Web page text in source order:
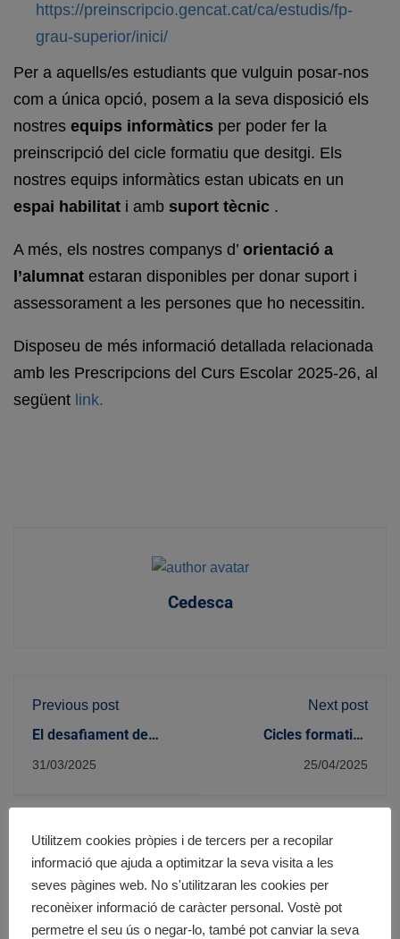
https://preinscripcio.gencat.cat/ca/estudis/fp-
grau-superior/inici/
Per a aquells/es estudiants que vulguin posar-nos
com a única opció, posem a la seva disposició els
nostres equips informàtics per poder fer la
preinscripció del cicle formatiu que desitgi. Els
nostres equips informàtics estan ubicats en un
espai habilitat i amb suport tècnic .
A més, els nostres companys d’ orientació a
l’alumnat estaran disponibles per donar suport i
assessorament a les persones que ho necessitin.
Disposeu de més informació detallada relacionada
amb les Prescripcions del Curs Escolar 2025-26, al
següent link.
Cedesca
Previous post
El desafiament de
necessitat urgent de
cura dels més grans
31/03/2025
Next post
Cicles formatius
curs inclòs
25/04/2025
Nom *
Cognoms *
Utilitzem cookies pròpies i de tercers per a recopilar
informació que ajuda a optimitzar la seva visita a les
seves pàgines web. No s'utilitzaran les cookies per
reconèixer informació de caràcter personal. Vostè pot
permetre el seu ús o negar-lo, també pot canviar la seva